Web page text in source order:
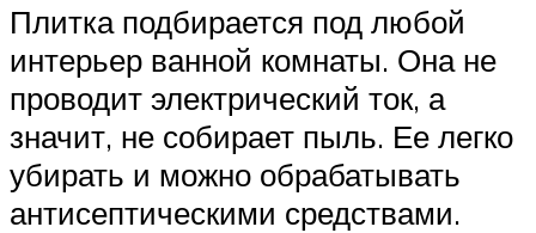
Плитка подбирается под любой
интерьер ванной комнаты. Она не
проводит электрический ток, а
значит, не собирает пыль. Ее легко
убирать и можно обрабатывать
антисептическими средствами.